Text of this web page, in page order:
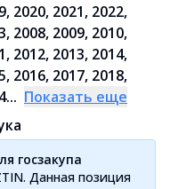
2020, 2021, 2022,
2008, 2009, 2010,
2012, 2013, 2014,
2016, 2017, 2018,
Показать еще
госзакупа
Данная позиция